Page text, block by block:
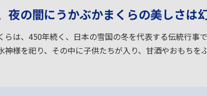
夜の闇にうかぶかまくらの美しさは
らは、450年続く、日本の雪国の冬を代表する伝統行事
神様を祀り、その中に子供たちが入り、甘酒やおもち